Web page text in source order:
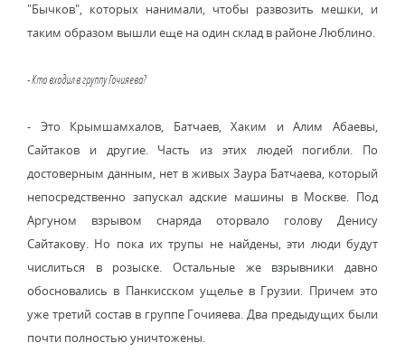
"Бычков", которых нанимали, чтобы развозить мешки, и
таким образом вышли еще на один склад в районе Люблино.
- Кто входил в группу Гочияева?
- Это Крымшамхалов, Батчаев, Хаким и Алим Абаевы,
Сайтаков и другие. Часть из этих людей погибли. По
достоверным данным, нет в живых Заура Батчаева, который
непосредственно запускал адские машины в Москве. Под
Аргуном взрывом снаряда оторвало голову Денису
Сайтакову. Но пока их трупы не найдены, эти люди будут
числиться в розыске. Остальные же взрывники давно
обосновались в Панкисском ущелье в Грузии. Причем это
уже третий состав в группе Гочияева. Два предыдущих были
почти полностью уничтожены.